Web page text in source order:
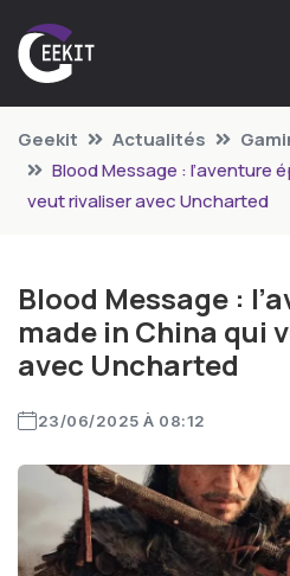
Geekit Actualités
Blood Message : l’aventure
veut rivaliser avec Uncharted
Blood Message :
made in China qui
avec Uncharted
23/06/2025 À 08:12